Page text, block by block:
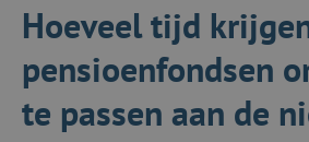
Hoeveel tijd
pensioenfondsen
te passen aan de